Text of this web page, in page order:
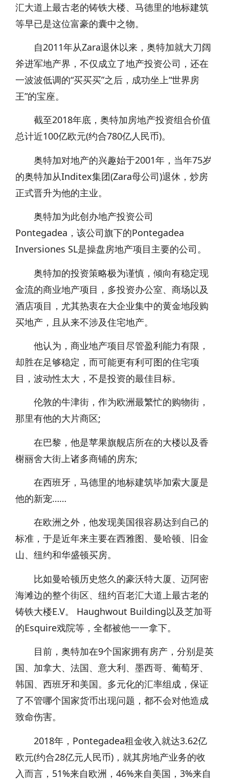
汇大道上最古老的铸铁大楼、马德里的地标建筑
等早已是这位富豪的囊中之物。
自2011年从Zara退休以来，奥特加就大刀阔
斧进军地产界，不仅成立了地产投资公司，还在
一波波低调的“买买买”之后，成功坐上“世界房
王”的宝座。
截至2018年底，奥特加房地产投资组合价值
总计近100亿欧元(约合780亿人民币)。
奥特加对地产的兴趣始于2001年，当年75岁
的奥特加从Inditex集团(Zara母公司)退休，炒房
正式晋升为他的主业。
奥特加为此创办地产投资公司
Pontegadea，该公司旗下的Pontegadea
Inversiones SL是操盘房地产项目主要的公司。
奥特加的投资策略极为谨慎，倾向有稳定现
金流的商业地产项目，多投资办公室、商场以及
酒店项目，尤其热衷在大企业集中的黄金地段购
买地产，且从来不涉及住宅地产。
他认为，商业地产项目尽管盈利能力有限，
却胜在足够稳定，而可能更有利可图的住宅项
目，波动性太大，不是投资的最佳目标。
伦敦的牛津街，作为欧洲最繁忙的购物街，
那里有他的大片商区;
在巴黎，他是苹果旗舰店所在的大楼以及香
榭丽舍大街上诸多商铺的房东;
在西班牙，马德里的地标建筑毕加索大厦是
他的新宠……
在欧洲之外，他发现美国很容易达到自己的
标准，于是近年来主要在西雅图、曼哈顿、旧金
山、纽约和华盛顿买房。
比如曼哈顿历史悠久的豪沃特大厦、迈阿密
海滩边的整个街区、纽约百老汇大道上最古老的
铸铁大楼E.V。 Haughwout Building以及芝加哥
的Esquire戏院等，全都被他一一拿下。
目前，奥特加在9个国家拥有房产，分别是英
国、加拿大、法国、意大利、墨西哥、葡萄牙、
韩国、西班牙和美国。多元化的汇率组成，保证
了不管哪个国家货币出现问题，都不会对他造成
致命伤害。
2018年，Pontegadea租金收入就达3.62亿
欧元(约合28亿元人民币)，就其房地产业务的收
入而言，51%来自欧洲，46%来自美国，3%来自